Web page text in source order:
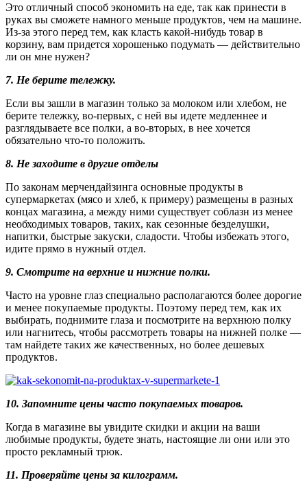
Это отличный способ экономить на еде, так как принести в
руках вы сможете намного меньше продуктов, чем на машине.
Из-за этого перед тем, как класть какой-нибудь товар в
корзину, вам придется хорошенько подумать — действительно
ли он мне нужен?
7. Не берите тележку.
Если вы зашли в магазин только за молоком или хлебом, не
берите тележку, во-первых, с ней вы идете медленнее и
разглядываете все полки, а во-вторых, в нее хочется
обязательно что-то положить.
8. Не заходите в другие отделы
По законам мерчендайзинга основные продукты в
супермаркетах (мясо и хлеб, к примеру) размещены в разных
концах магазина, а между ними существует соблазн из менее
необходимых товаров, таких, как сезонные безделушки,
напитки, быстрые закуски, сладости. Чтобы избежать этого,
идите прямо в нужный отдел.
9. Смотрите на верхние и нижние полки.
Часто на уровне глаз специально располагаются более дорогие
и менее покупаемые продукты. Поэтому перед тем, как их
выбирать, поднимите глаза и посмотрите на верхнюю полку
или нагнитесь, чтобы рассмотреть товары на нижней полке —
там найдете таких же качественных, но более дешевых
продуктов.
10. Запомните цены часто покупаемых товаров.
Когда в магазине вы увидите скидки и акции на ваши
любимые продукты, будете знать, настоящие ли они или это
просто рекламный трюк.
11. Проверяйте цены за килограмм.